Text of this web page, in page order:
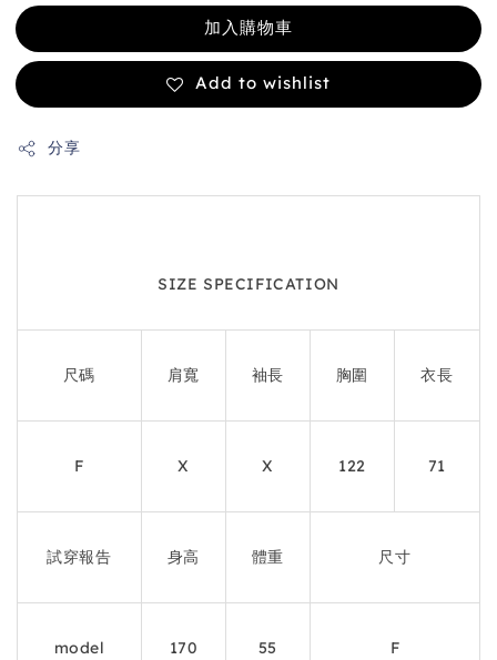
加入購物車
Add to wishlist
分享
SIZE SPECIFICATION
尺碼 肩寬 袖長 胸圍 衣長
F X X 122 71
試穿報告 身高 體重 尺寸
model 170 55 F